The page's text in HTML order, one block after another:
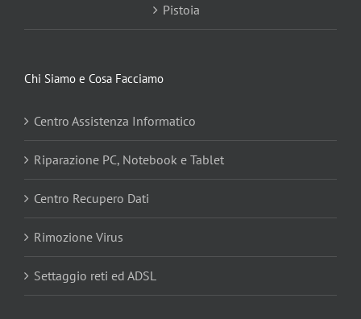
Pistoia
Chi Siamo e Cosa Facciamo
Centro Assistenza Informatico
Riparazione PC, Notebook e Tablet
Centro Recupero Dati
Rimozione Virus
Settaggio reti ed ADSL